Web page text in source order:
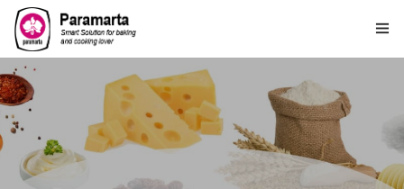
Home
Tentang Kami
Produk